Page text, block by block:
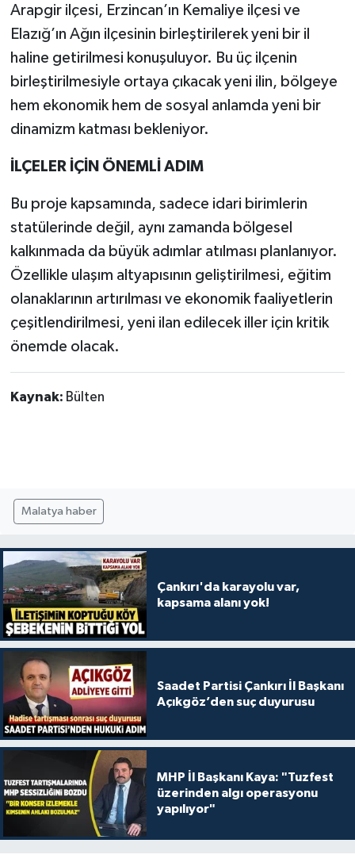
Arapgir ilçesi, Erzincan’ın Kemaliye ilçesi ve
Elazığ’ın Ağın ilçesinin birleştirilerek yeni bir il
haline getirilmesi konuşuluyor. Bu üç ilçenin
birleştirilmesiyle ortaya çıkacak yeni ilin, bölgeye
hem ekonomik hem de sosyal anlamda yeni bir
dinamizm katması bekleniyor.
İLÇELER İÇİN ÖNEMLİ ADIM
Bu proje kapsamında, sadece idari birimlerin
statülerinde değil, aynı zamanda bölgesel
kalkınmada da büyük adımlar atılması planlanıyor.
Özellikle ulaşım altyapısının geliştirilmesi, eğitim
olanaklarının artırılması ve ekonomik faaliyetlerin
çeşitlendirilmesi, yeni ilan edilecek iller için kritik
önemde olacak.
Kaynak: Bülten
Malatya haber
Çankırı'da karayolu var,
kapsama alanı yok!
Saadet Partisi Çankırı İl Başkanı
Açıkgöz’den suç duyurusu
MHP İl Başkanı Kaya: "Tuzfest
üzerinden algı operasyonu
yapılıyor"